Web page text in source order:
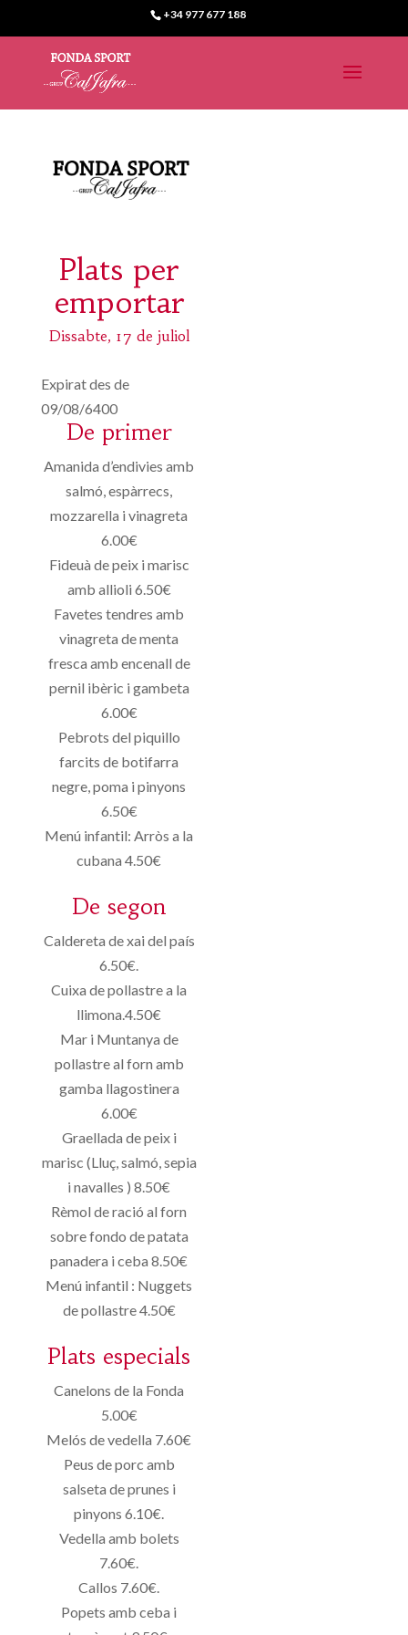
+34 977 677 188
Plats per
emportar
Dissabte, 17 de juliol
Expirat des de
09/08/6400
De primer
Amanida d’endivies amb
salmó, espàrrecs,
mozzarella i vinagreta
6.00€
Fideuà de peix i marisc
amb allioli 6.50€
Favetes tendres amb
vinagreta de menta
fresca amb encenall de
pernil ibèric i gambeta
6.00€
Pebrots del piquillo
farcits de botifarra
negre, poma i pinyons
6.50€
Menú infantil: Arròs a la
cubana 4.50€
De segon
Caldereta de xai del país
6.50€.
Cuixa de pollastre a la
llimona.4.50€
Mar i Muntanya de
pollastre al forn amb
gamba llagostinera
6.00€
Graellada de peix i
marisc (Lluç, salmó, sepia
i navalles ) 8.50€
Rèmol de ració al forn
sobre fondo de patata
panadera i ceba 8.50€
Menú infantil : Nuggets
de pollastre 4.50€
Plats especials
Canelons de la Fonda
5.00€
Melós de vedella 7.60€
Peus de porc amb
salseta de prunes i
pinyons 6.10€.
Vedella amb bolets
7.60€.
Callos 7.60€.
Popets amb ceba i